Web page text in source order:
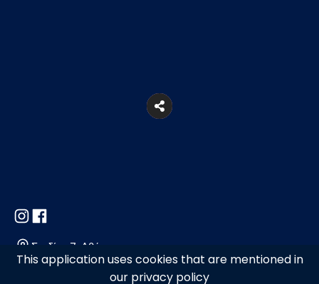
This application uses cookies that are mentioned in
our privacy policy
Σταδίου 7, Αθήνα